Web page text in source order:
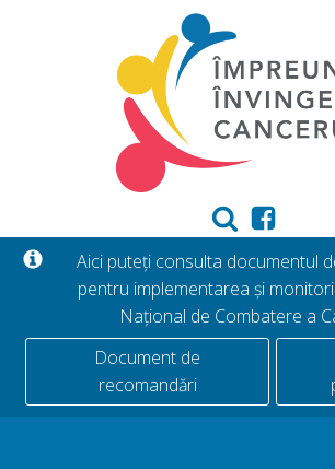
Aici puteți consulta documentul
pentru implementarea și
Național de Combatere a
Document de
recomandări